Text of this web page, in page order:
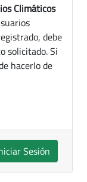
Climáticos
debe
solicitado. Si
hacerlo de
Sesión